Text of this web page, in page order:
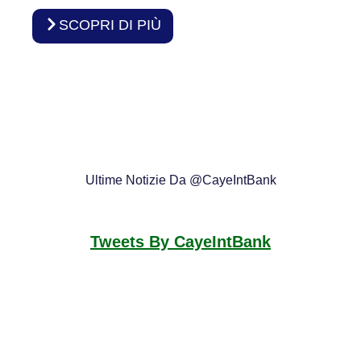
SCOPRI DI PIÙ
Ultime Notizie Da @CayeIntBank
Tweets By CayeIntBank